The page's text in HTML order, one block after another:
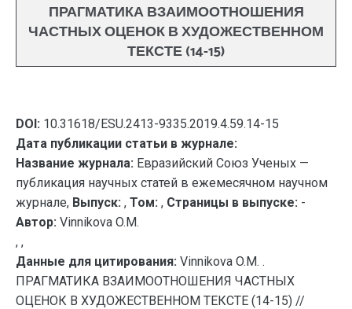
ПРАГМАТИКА ВЗАИМООТНОШЕНИЯ
ЧАСТНЫХ ОЦЕНОК В ХУДОЖЕСТВЕННОМ
ТЕКСТЕ (14-15)
DOI: 10.31618/ESU.2413-9335.2019.4.59.14-15
Дата публикации статьи в журнале:
Название журнала: Евразийский Союз Ученых —
публикация научных статей в ежемесячном научном
журнале, Выпуск: , Том: , Страницы в выпуске: -
Автор: Vinnikova O.M.
, ,
Данные для цитирования: Vinnikova O.M. .
ПРАГМАТИКА ВЗАИМООТНОШЕНИЯ ЧАСТНЫХ
ОЦЕНОК В ХУДОЖЕСТВЕННОМ ТЕКСТЕ (14-15) //